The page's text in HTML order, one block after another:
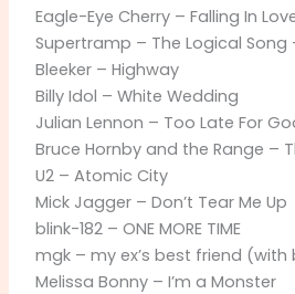
Eagle-Eye Cherry – Falling In
Supertramp – The Logical Song
Bleeker – Highway
Billy Idol – White Wedding
Julian Lennon – Too Late For
Bruce Hornby and the Range –
U2 – Atomic City
Mick Jagger – Don’t Tear Me Up
blink-182 – ONE MORE TIME
mgk – my ex’s best friend (with
Melissa Bonny – I’m a Monster